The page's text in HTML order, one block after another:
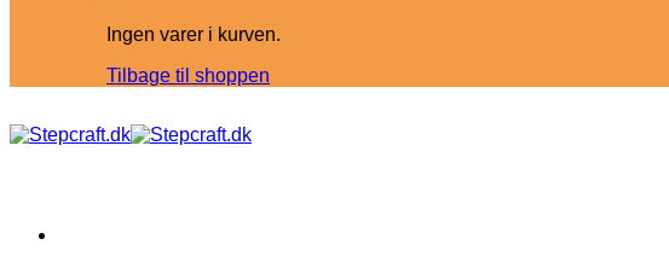
Ingen varer i kurven.
Tilbage til shoppen